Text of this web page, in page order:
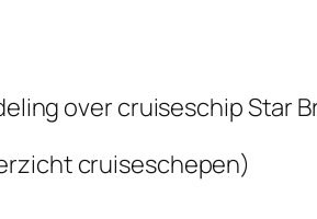
over cruiseschipStar
cruiseschepen)